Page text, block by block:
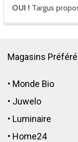
OUI ! Targus
Magasins
• Monde Bio
• Juwelo
• Luminaire
• Home24